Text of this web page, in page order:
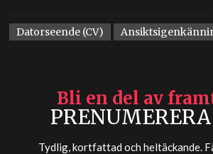
Datorseende (CV)
Bli en del av
Tydlig, kortfattad och heltäckande.